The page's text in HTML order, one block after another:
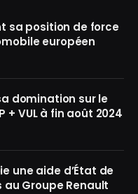
sa position de force
européen
domination sur le
+ VUL à fin août 2024
une aide d’État de
au Groupe Renault